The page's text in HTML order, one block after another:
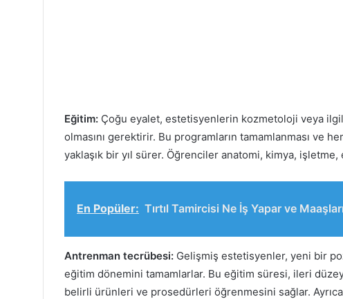
Eğitim: Çoğu eyalet, estetisyenlerin kozmetoloji veya
olmasını gerektirir. Bu programların tamamlanması ve
yaklaşık bir yıl sürer. Öğrenciler anatomi, kimya,
En Popüler: Tırtıl Tamircisi Ne İş Yapar ve
Antrenman tecrübesi: Gelişmiş estetisyenler, yeni bir
eğitim dönemini tamamlarlar. Bu eğitim süresi, ileri
belirli ürünleri ve prosedürleri öğrenmesini sağlar.